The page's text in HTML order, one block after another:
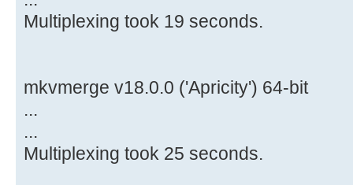
Multiplexing took 19 seconds.
mkvmerge v18.0.0 ('Apricity') 64-bit
...
...
Multiplexing took 25 seconds.